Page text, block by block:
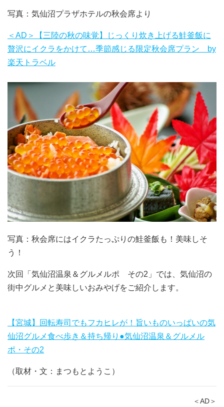
写真：気仙沼プラザホテルの秋会席より
＜AD＞【三陸の秋の味覚】じっくり炊き上げる鮭釜飯に
贅沢にイクラをかけて…季節感じる限定秋会席プラン by
楽天トラベル
写真：秋会席にはイクラたっぷりの鮭釜飯も！美味しそ
う！
次回「気仙沼温泉＆グルメルポ その2」では、気仙沼の
街中グルメと美味しいおみやげをご紹介します。
【宮城】回転寿司でもフカヒレが！旨いものいっぱいの気
仙沼グルメ食べ歩き＆持ち帰り●気仙沼温泉＆グルメル
ポ・その2
（取材・文：まつもとようこ）
＜AD＞